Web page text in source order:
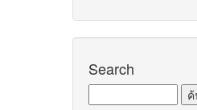
Search